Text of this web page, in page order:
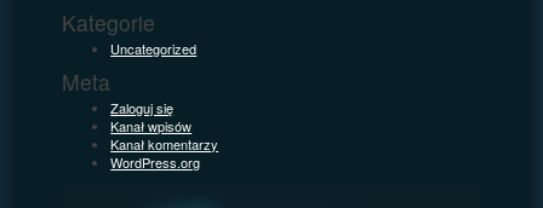
Kategorie
Uncategorized
Meta
Zaloguj się
Kanał wpisów
Kanał komentarzy
WordPress.org